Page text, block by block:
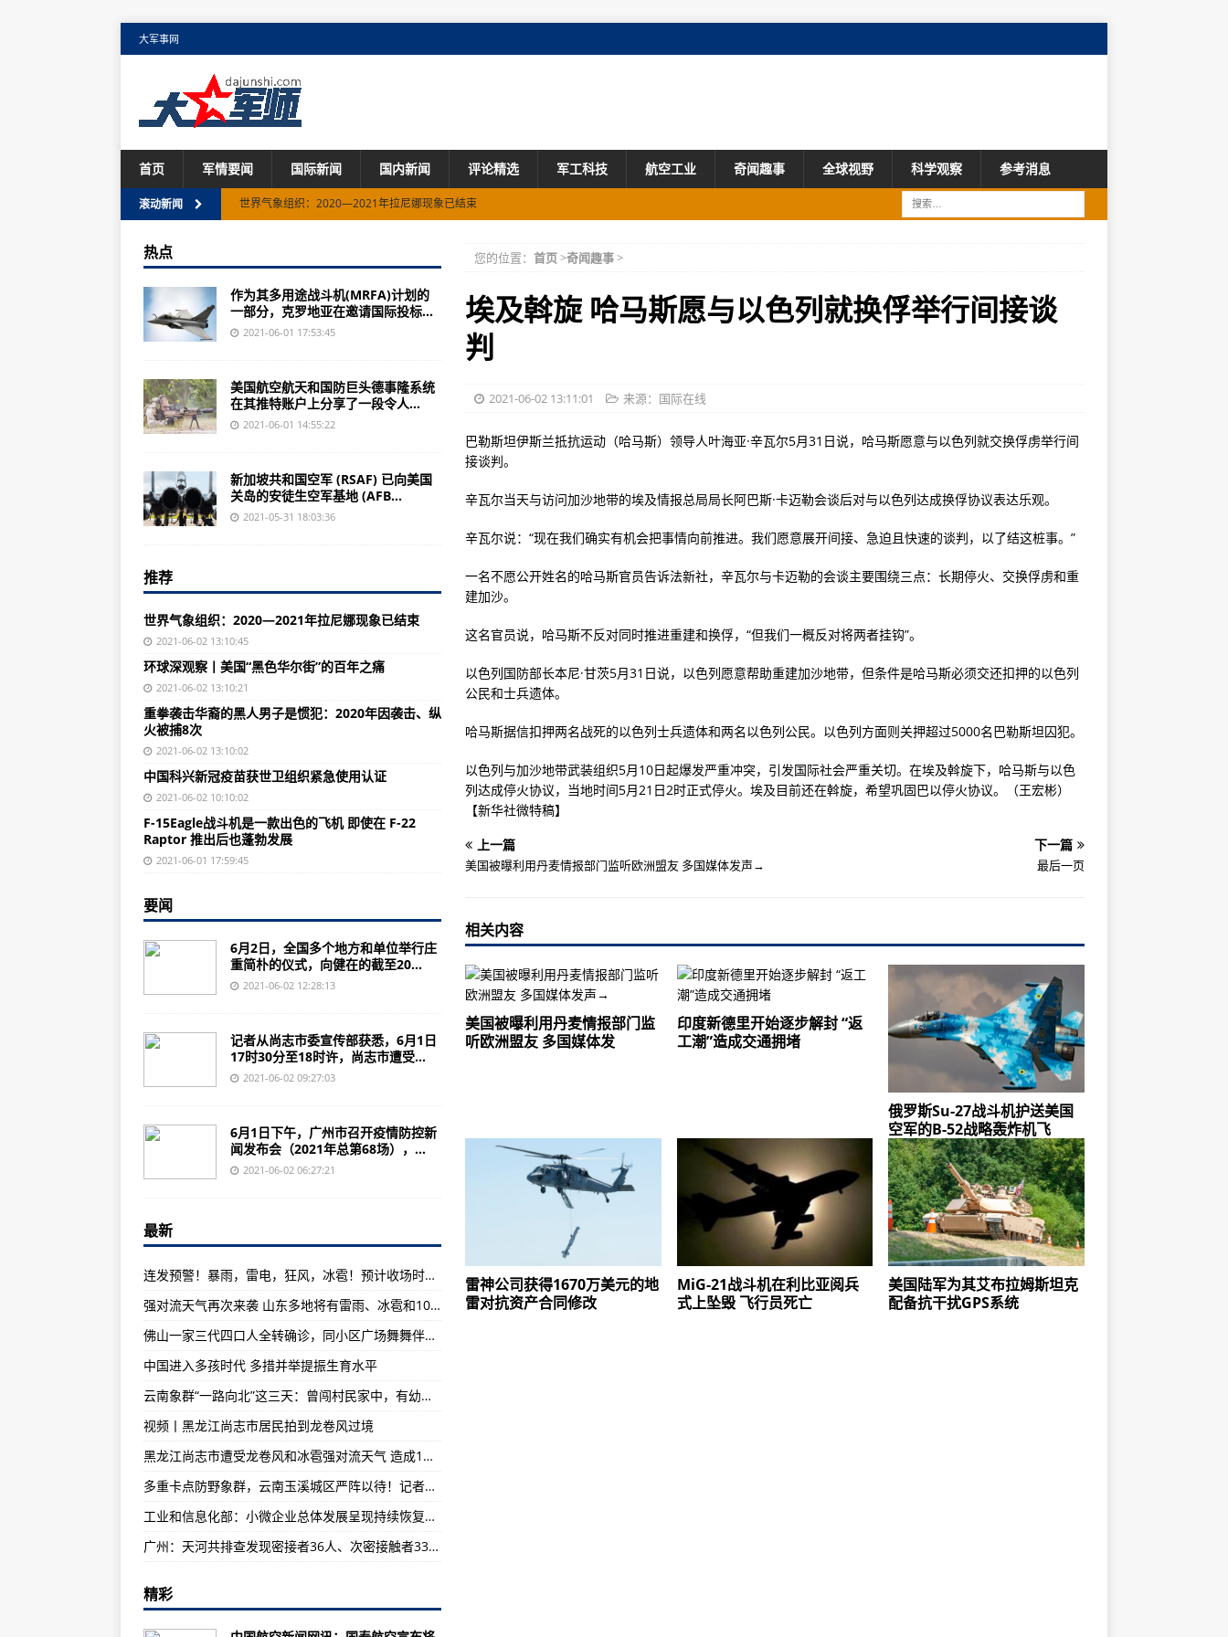
大军事网
首页 军情要闻 国际新闻 国内新闻 评论精选 军工科技 航空工业 奇闻趣事 全球视野 科学观察 参考消息
滚动新闻
世界气象组织：2020—2021年拉尼娜现象已结束
永不关闭的“监听门”
环球深观察丨美国“黑色华尔街”的百年之痛
印度新德里开始逐步解封 “返工潮”造成交通拥堵
世卫组织将中国科兴新冠疫苗列入“紧急使用清单”
重拳袭击华裔的黑人男子是惯犯：2020年因袭击、纵火被捕8次
中国工程院公布院士增选第二轮候选人名单
连发预警！暴雨，雷电，狂风，冰雹！预计收场时间是…
重磅纪念章，开始颁发！
强对流预警发布！东北华北黄淮江南华南加强防范！
强对流天气再次来袭 山东多地将有雷雨、冰雹和10级大风
破400亿件了！今年我国快递业务量突破400亿件仅用时5个月
文化和旅游部：幼儿园周边不得开设娱乐和上网营业场所
佛山一家三代四口人全转确诊，同小区广场舞舞伴也确诊
楼市又见“冰火两重天”，媒体：不能脱离实际过度开发
自然资源部：《海洋安全生产管理标准体系》等10项行业标准6月1日起实施
顶格罚款之后，校外培训机构该如何回归正轨？
2020年亚太地区公务机机队逆势增长1.8%
俄罗斯新型VK-2500P涡轴发动机投入量产
国泰航空六月下旬重启广州航线 结合海空联运服务
“鲲龙”AG600项目构型管理专题会在上海召开
莱奥纳多“下一代民用倾转旋翼机”将步入总装阶段
航空工业气动院FL-62风洞重磅亮相央视纪录片《大国重器》
这份来自袁隆平的礼物，送给未来航空人
瑞士多家主流媒体关注世卫组织将中国科兴新冠疫苗列入“紧急使用清单”
国家海洋预报台：6月我国北部和东部海区的海雾过程较为频发
中国“人造小太阳”再创世界纪录 第98958次放电背后的“聚变能源梦”
最新！番禺区已出结果的近30万份样本初筛结果均为阴性
中国宝“藏”｜西藏：喜马拉雅山区的小康之路
黑龙江尚志市遭受龙卷风和冰雹强对流天气 造成1人死亡、16人受伤
“三孩”政策来了 配套措施如何跟上？专家解读→
长三角首次集中遣返涉海非法运输内河船
随意停放无法还车！福州6月1日起开启共享单车“道钉”监管新模式
多重卡点防野象群，云南玉溪城区严阵以待！记者现场直击
12项公安交管便利措施今起实施 18万人领取电子驾驶证
工业和信息化部：小微企业总体发展呈现持续恢复性增长
广州：天河共排查发现密接者36人、次密接触者333人，均按要求落实健康管理措施
您的位置： 首页>奇闻趣事>
埃及斡旋 哈马斯愿与以色列就换俘举行间接谈
判
2021-06-02 13:11:01 来源：国际在线
巴勒斯坦伊斯兰抵抗运动（哈马斯）领导人叶海亚·辛瓦尔5月31日说，哈马斯愿意与以色列就交换俘虏举行间
接谈判。
辛瓦尔当天与访问加沙地带的埃及情报总局局长阿巴斯·卡迈勒会谈后对与以色列达成换俘协议表达乐观。
辛瓦尔说：“现在我们确实有机会把事情向前推进。我们愿意展开间接、急迫且快速的谈判，以了结这桩事。”
一名不愿公开姓名的哈马斯官员告诉法新社，辛瓦尔与卡迈勒的会谈主要围绕三点：长期停火、交换俘虏和重
建加沙。
这名官员说，哈马斯不反对同时推进重建和换俘，“但我们一概反对将两者挂钩”。
以色列国防部长本尼·甘茨5月31日说，以色列愿意帮助重建加沙地带，但条件是哈马斯必须交还扣押的以色列
公民和士兵遗体。
哈马斯据信扣押两名战死的以色列士兵遗体和两名以色列公民。以色列方面则关押超过5000名巴勒斯坦囚犯。
以色列与加沙地带武装组织5月10日起爆发严重冲突，引发国际社会严重关切。在埃及斡旋下，哈马斯与以色
列达成停火协议，当地时间5月21日2时正式停火。埃及目前还在斡旋，希望巩固巴以停火协议。（王宏彬）
【新华社微特稿】
上一篇
美国被曝利用丹麦情报部门监听欧洲盟友 多国媒体发声→
下一篇
最后一页
相关内容
美国被曝利用丹麦情报部门监
听欧洲盟友 多国媒体发
印度新德里开始逐步解封 “返
工潮”造成交通拥堵
俄罗斯Su-27战斗机护送美国
空军的B-52战略轰炸机飞
雷神公司获得1670万美元的地
雷对抗资产合同修改
MiG-21战斗机在利比亚阅兵
式上坠毁 飞行员死亡
美国陆军为其艾布拉姆斯坦克
配备抗干扰GPS系统
热点
作为其多用途战斗机(MRFA)计划的
一部分，克罗地亚在邀请国际投标...
2021-06-01 17:53:45
美国航空航天和国防巨头德事隆系统
在其推特账户上分享了一段令人...
2021-06-01 14:55:22
新加坡共和国空军 (RSAF) 已向美国
关岛的安徒生空军基地 (AFB...
2021-05-31 18:03:36
推荐
世界气象组织：2020—2021年拉尼娜现象已结束
2021-06-02 13:10:45
环球深观察丨美国“黑色华尔街”的百年之痛
2021-06-02 13:10:21
重拳袭击华裔的黑人男子是惯犯：2020年因袭击、纵
火被捕8次
2021-06-02 13:10:02
中国科兴新冠疫苗获世卫组织紧急使用认证
2021-06-02 10:10:02
F-15Eagle战斗机是一款出色的飞机 即使在 F-22
Raptor 推出后也蓬勃发展
2021-06-01 17:59:45
要闻
6月2日，全国多个地方和单位举行庄
重简朴的仪式，向健在的截至20...
2021-06-02 12:28:13
记者从尚志市委宣传部获悉，6月1日
17时30分至18时许，尚志市遭受...
2021-06-02 09:27:03
6月1日下午，广州市召开疫情防控新
闻发布会（2021年总第68场），...
2021-06-02 06:27:21
最新
连发预警！暴雨，雷电，狂风，冰雹！预计收场时间是…
强对流天气再次来袭 山东多地将有雷雨、冰雹和10级大风
佛山一家三代四口人全转确诊，同小区广场舞舞伴也确诊
中国进入多孩时代 多措并举提振生育水平
云南象群“一路向北”这三天：曾闯村民家中，有幼象不慎落水
视频丨黑龙江尚志市居民拍到龙卷风过境
黑龙江尚志市遭受龙卷风和冰雹强对流天气 造成1人死亡、16人受伤
多重卡点防野象群，云南玉溪城区严阵以待！记者现场直击
工业和信息化部：小微企业总体发展呈现持续恢复性增长
广州：天河共排查发现密接者36人、次密接触者333人，均按要求落实健康管理措施
精彩